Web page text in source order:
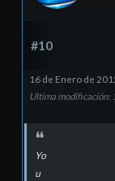
#10
16 de Enero de
Ultima modificación:
Yo
u